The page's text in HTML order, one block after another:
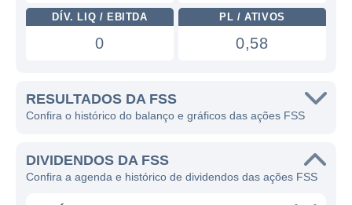
DÍV. LIQ / EBITDA
0
PL / ATIVOS
0,58
RESULTADOS DA FSS
Confira o histórico do balanço e gráficos das ações FSS
DIVIDENDOS DA FSS
Confira a agenda e histórico de dividendos das ações FSS